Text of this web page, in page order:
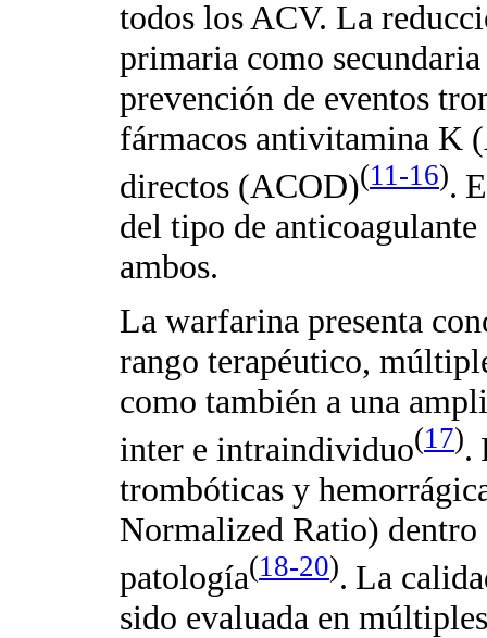
todos los ACV. La
primaria como
prevención de eventos
fármacos antivitamina K
directos (ACOD)(11-16).
del tipo de
ambos.
La warfarina presenta
rango terapéutico,
como también a una
inter e intraindividuo(17).
trombóticas y
Normalized Ratio) dentro
patología(18-20). La
sido evaluada en